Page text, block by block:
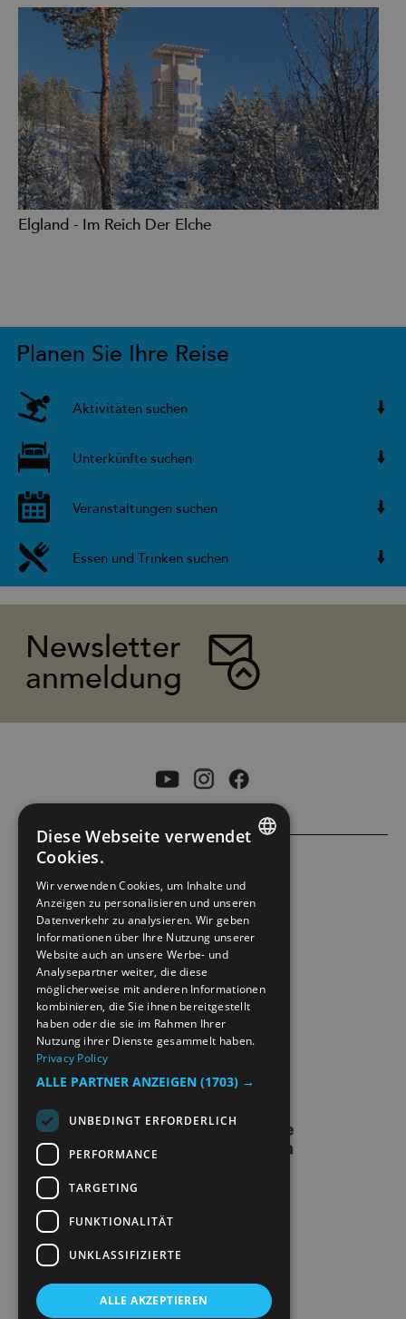
Elgland - Im Reich Der Elche
Planen Sie Ihre Reise
Aktivitäten suchen
Unterkünfte suchen
Veranstaltungen suchen
Essen und Trinken suchen
Newsletter
anmeldung
ACCESSIBILITY STATEMENT
PRIVACY POLICY & COOKIES
SITE MAP
EXTRANETT
KONTAKT
NORWEGIAN
GERMAN
Diese Webseite verwendet
Cookies.
Wir verwenden Cookies, um Inhalte und
Anzeigen zu personalisieren und unseren
Datenverkehr zu analysieren. Wir geben
Informationen über Ihre Nutzung unserer
Website auch an unsere Werbe- und
Analysepartner weiter, die diese
möglicherweise mit anderen Informationen
kombinieren, die Sie ihnen bereitgestellt
haben oder die sie im Rahmen Ihrer
Nutzung ihrer Dienste gesammelt haben.
Privacy Policy
ALLE PARTNER ANZEIGEN (1703) →
UNBEDINGT ERFORDERLICH
PERFORMANCE
TARGETING
FUNKTIONALITÄT
UNKLASSIFIZIERTE
ALLE AKZEPTIEREN